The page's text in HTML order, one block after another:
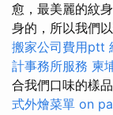
愈，最美麗的紋
身的，所以我們
搬家公司費用ptt
計事務所服務 柬
合我們口味的樣
式外燴菜單 on